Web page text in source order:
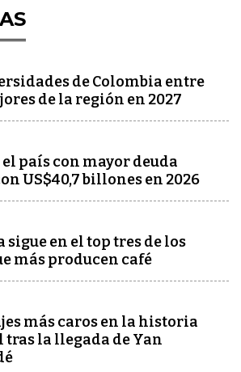
de Colombia entre
de la región en 2027
el país con mayor deuda
US$40,7 billones en 2026
sigue en el top tres de los
más producen café
más caros en la historia
tras la llegada de Yan